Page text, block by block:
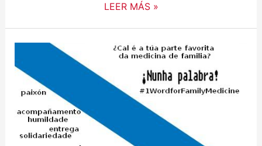
LEER MÁS »